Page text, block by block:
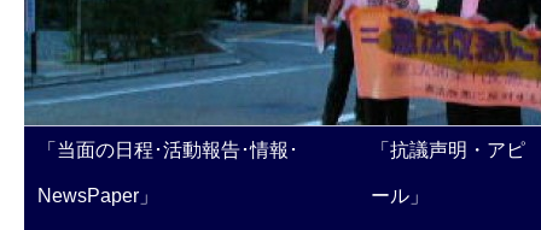
「当面の日程･活動報告･情報･
NewsPaper」
「抗議声明・アピ
ール」